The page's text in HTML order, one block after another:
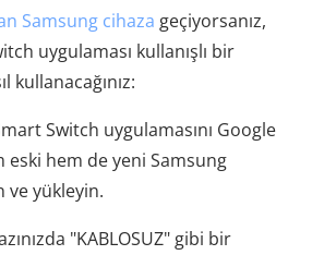
Samsung cihaza geçiyorsanız,
uygulaması kullanışlı bir
kullanacağınız:
Switch uygulamasını Google
eski hem de yeni Samsung
ve yükleyin.
"KABLOSUZ" gibi bir